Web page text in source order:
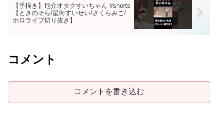
【手描き】厄介オタクすいちゃん #shorts
【ときのそら/星街すいせい/さくらみこ/
ホロライブ切り抜き】
コメント
コメントを書き込む